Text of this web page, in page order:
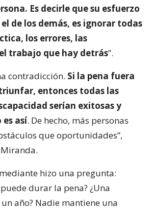
Es decirle que su esfuerzo
de los demás, es ignorar todas
los errores, las
trabajo que hay detrás”.
contradicción. Si la pena fuera
entonces todas las
serían exitosas y
es así. De hecho, más personas
que oportunidades”,
hizo una pregunta:
durar la pena? ¿Una
año? Nadie mantiene una